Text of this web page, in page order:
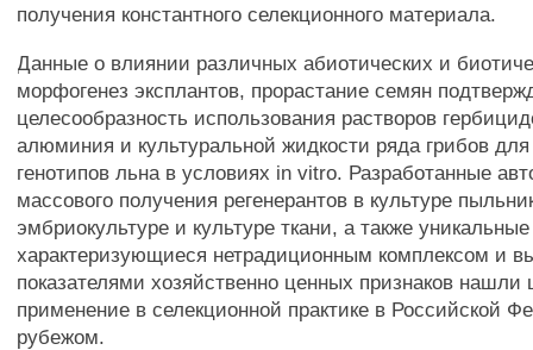
получения константного селекционного материала.
Данные о влиянии различных абиотических и
морфогенез эксплантов, прорастание семян
целесообразность использования растворов
алюминия и культуральной жидкости ряда грибов для
генотипов льна в условиях in vitro. Разработанные
массового получения регенерантов в культуре
эмбриокультуре и культуре ткани, а также
характеризующиеся нетрадиционным комплексом и
показателями хозяйственно ценных признаков нашли
применение в селекционной практике в Российской
рубежом.